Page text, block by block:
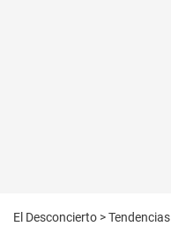
El Desconcierto >Tendencias